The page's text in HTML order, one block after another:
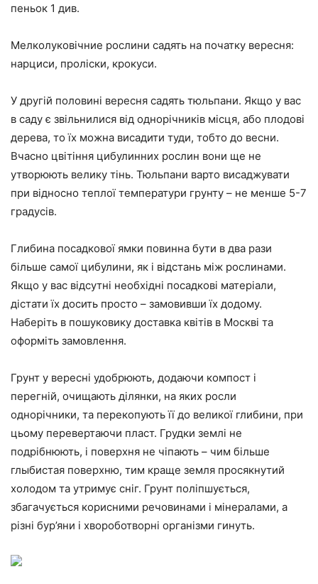
пеньок 1 див.
Мелколуковічние рослини садять на початку вересня:
нарциси, проліски, крокуси.
У другій половині вересня садять тюльпани. Якщо у вас
в саду є звільнилися від однорічників місця, або плодові
дерева, то їх можна висадити туди, тобто до весни.
Вчасно цвітіння цибулинних рослин вони ще не
утворюють велику тінь. Тюльпани варто висаджувати
при відносно теплої температури грунту – не менше 5-7
градусів.
Глибина посадкової ямки повинна бути в два рази
більше самої цибулини, як і відстань між рослинами.
Якщо у вас відсутні необхідні посадкові матеріали,
дістати їх досить просто – замовивши їх додому.
Наберіть в пошуковику доставка квітів в Москві та
оформіть замовлення.
Грунт у вересні удобрюють, додаючи компост і
перегній, очищають ділянки, на яких росли
однорічники, та перекопують її до великої глибини, при
цьому перевертаючи пласт. Грудки землі не
подрібнюють, і поверхня не чіпають – чим більше
глыбистая поверхню, тим краще земля просякнутий
холодом та утримує сніг. Грунт поліпшується,
збагачується корисними речовинами і мінералами, а
різні бур’яни і хвороботворні організми гинуть.